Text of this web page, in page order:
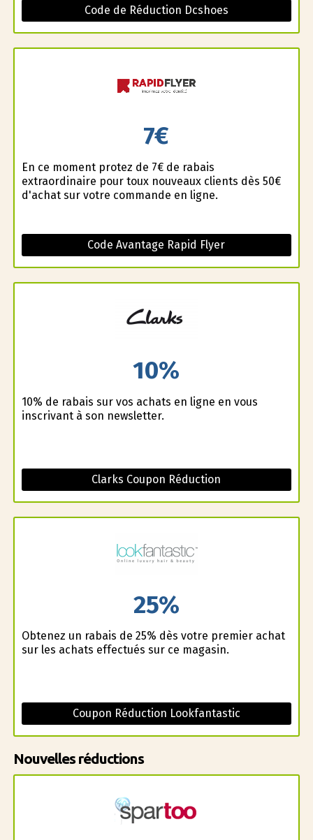
Code de Réduction Dcshoes
7€
En ce moment profitez de 7€ de rabais
extraordinaire pour toux nouveaux clients dès 50€
d'achat sur votre commande en ligne.
Code Avantage Rapid Flyer
10%
10% de rabais sur vos achats en ligne en vous
inscrivant à son newsletter.
Clarks Coupon Réduction
25%
Obtenez un rabais de 25% dès votre premier achat
sur les achats effectués sur ce magasin.
Coupon Réduction Lookfantastic
Nouvelles réductions